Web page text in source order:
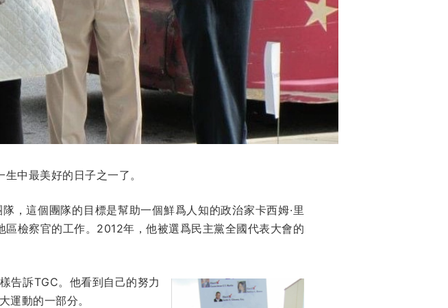
中最美好的日子之一了。
，這個團隊的目標是幫助一個鮮爲人知的政治家卡西姆·里
檢察官的工作。2012年，他被選爲民主黨全國代表大會的
告訴TGC。他看到自己的努力
運動的一部分。